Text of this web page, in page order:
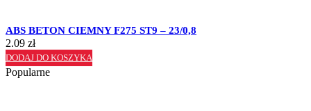
ABS BETON CIEMNY F275 ST9 – 23/0,8
2.09 zł
DODAJ DO KOSZYKA
Popularne